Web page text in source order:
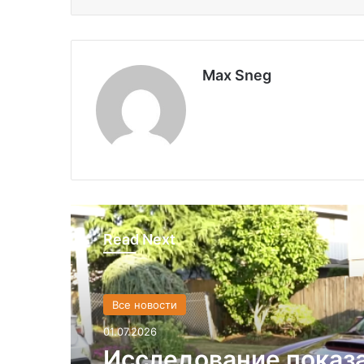
Max Sneg
Read Next
Все новости
01.07.2026